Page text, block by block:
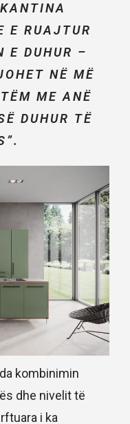
E RUAJTUR
E DUHUR –
NË MË
ME ANË
DUHUR TË
kombinimin
dhe nivelit të
i ka